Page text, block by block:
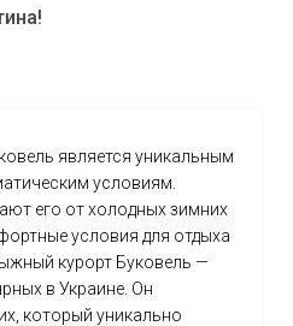
является уникальным
условиям.
его от холодных зимних
условия для отдыха
курорт Буковель —
в Украине. Он
который уникально